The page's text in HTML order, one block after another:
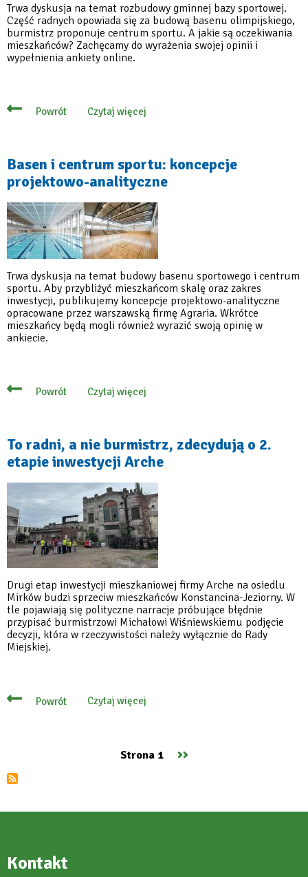
Trwa dyskusja na temat rozbudowy gminnej bazy sportowej.
Część radnych opowiada się za budową basenu olimpijskiego,
burmistrz proponuje centrum sportu. A jakie są oczekiwania
mieszkańców? Zachęcamy do wyrażenia swojej opinii i
wypełnienia ankiety online.
Powrót Czytaj więcej
o
się
swoją
opinią
wypełnij
ankietę
Basen i centrum sportu: koncepcje
projektowo-analityczne
Trwa dyskusja na temat budowy basenu sportowego i centrum
sportu. Aby przybliżyć mieszkańcom skalę oraz zakres
inwestycji, publikujemy koncepcje projektowo-analityczne
opracowane przez warszawską firmę Agraria. Wkrótce
mieszkańcy będą mogli również wyrazić swoją opinię w
ankiecie.
Powrót Czytaj więcej
o
sportu:
koncepcje
projektowo-
analityczne
To radni, a nie burmistrz, zdecydują o 2.
etapie inwestycji Arche
Drugi etap inwestycji mieszkaniowej firmy Arche na osiedlu
Mirków budzi sprzeciw mieszkańców Konstancina-Jeziorny. W
tle pojawiają się polityczne narracje próbujące błędnie
przypisać burmistrzowi Michałowi Wiśniewskiemu podjęcie
decyzji, która w rzeczywistości należy wyłącznie do Rady
Miejskiej.
Powrót Czytaj więcej
o
burmistrz,
inwestycji
Strona 1
Następna
››
Kontakt